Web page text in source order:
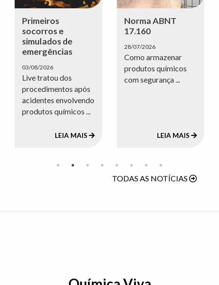
Primeiros
socorros e
simulados de
emergências
03/08/2026
Live tratou dos
procedimentos após
acidentes envolvendo
produtos químicos ...
LEIA MAIS
Norma ABNT
17.160
28/07/2026
Como armazenar
produtos químicos
com segurança ...
LEIA MAIS
TODAS AS NOTÍCIAS